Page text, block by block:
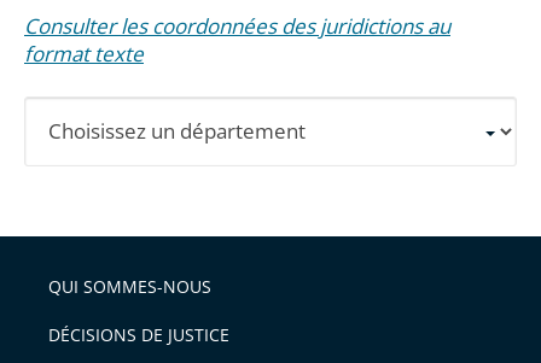
Consulter les coordonnées des juridictions au
format texte
les
détaillées.
QUI SOMMES-NOUS
DÉCISIONS DE JUSTICE